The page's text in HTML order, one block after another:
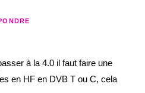
à la 4.0 il faut faire une
en HF en DVB T ou C, cela